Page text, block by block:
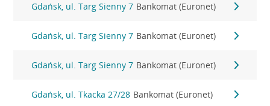
Gdańsk, ul. Targ Sienny 7 Bankomat (Euronet)
Gdańsk, ul. Targ Sienny 7 Bankomat (Euronet)
Gdańsk, ul. Targ Sienny 7 Bankomat (Euronet)
Gdańsk, ul. Tkacka 27/28 Bankomat (Euronet)